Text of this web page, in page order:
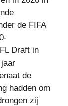
de FIFA
Draft in
de
hadden om
zij